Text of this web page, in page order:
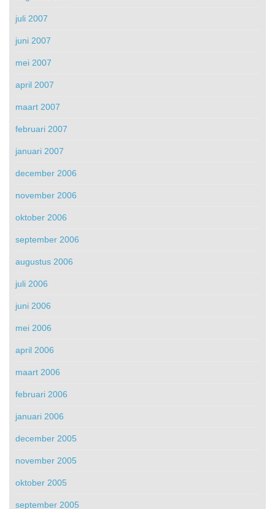
juli 2007
juni 2007
mei 2007
april 2007
maart 2007
februari 2007
januari 2007
december 2006
november 2006
oktober 2006
september 2006
augustus 2006
juli 2006
juni 2006
mei 2006
april 2006
maart 2006
februari 2006
januari 2006
december 2005
november 2005
oktober 2005
september 2005